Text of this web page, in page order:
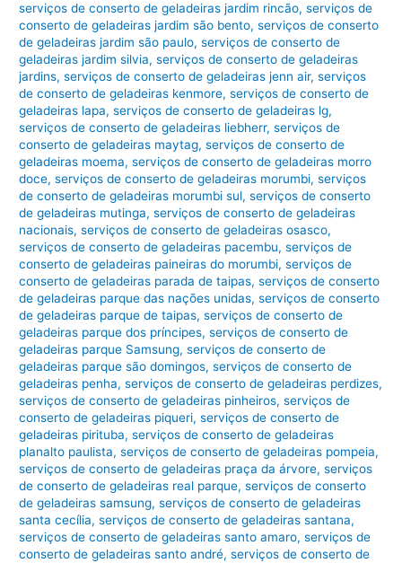
serviços de conserto de geladeiras jardim rincão,serviços de
conserto de geladeiras jardim são bento,serviços de conserto
de geladeiras jardim são paulo,serviços de conserto de
geladeiras jardim silvia,serviços de conserto de geladeiras
jardins,serviços de conserto de geladeiras jenn air,serviços
de conserto de geladeiras kenmore,serviços de conserto de
geladeiras lapa,serviços de conserto de geladeiras lg,
serviços de conserto de geladeiras liebherr,serviços de
conserto de geladeiras maytag,serviços de conserto de
geladeiras moema,serviços de conserto de geladeiras morro
doce,serviços de conserto de geladeiras morumbi,serviços
de conserto de geladeiras morumbi sul,serviços de conserto
de geladeiras mutinga,serviços de conserto de geladeiras
nacionais,serviços de conserto de geladeiras osasco,
serviços de conserto de geladeiras pacembu,serviços de
conserto de geladeiras paineiras do morumbi,serviços de
conserto de geladeiras parada de taipas,serviços de conserto
de geladeiras parque das nações unidas,serviços de conserto
de geladeiras parque de taipas,serviços de conserto de
geladeiras parque dos príncipes,serviços de conserto de
geladeiras parque Samsung,serviços de conserto de
geladeiras parque são domingos,serviços de conserto de
geladeiras penha,serviços de conserto de geladeiras perdizes,
serviços de conserto de geladeiras pinheiros,serviços de
conserto de geladeiras piqueri,serviços de conserto de
geladeiras pirituba,serviços de conserto de geladeiras
planalto paulista,serviços de conserto de geladeiras pompeia,
serviços de conserto de geladeiras praça da árvore,serviços
de conserto de geladeiras real parque,serviços de conserto
de geladeiras samsung,serviços de conserto de geladeiras
santa cecília,serviços de conserto de geladeiras santana,
serviços de conserto de geladeiras santo amaro,serviços de
conserto de geladeiras santo andré,serviços de conserto de